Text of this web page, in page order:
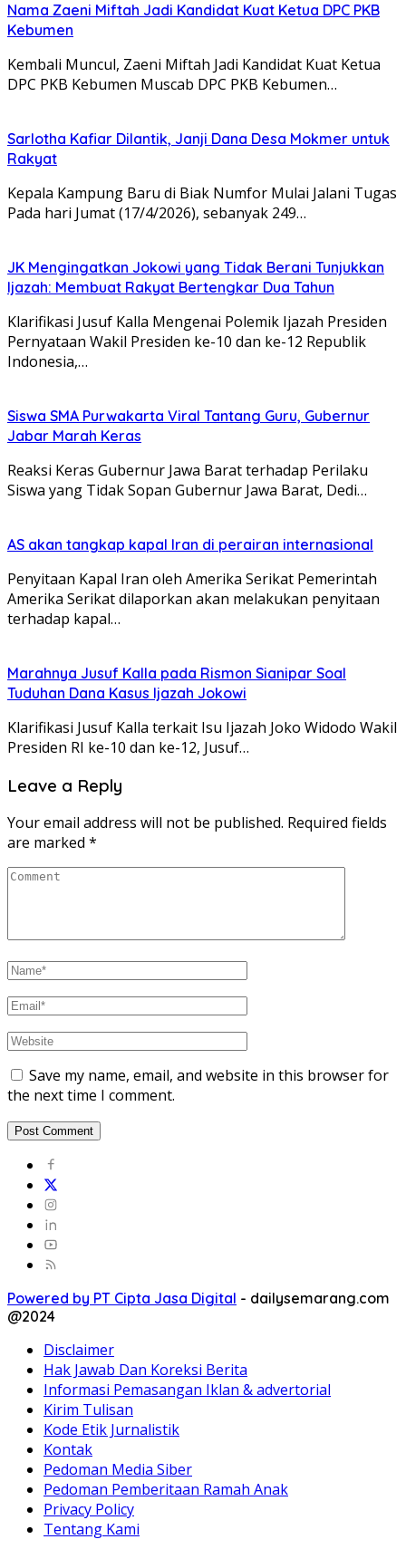
Nama Zaeni Miftah Jadi Kandidat Kuat Ketua DPC PKB
Kebumen
Kembali Muncul, Zaeni Miftah Jadi Kandidat Kuat Ketua
DPC PKB Kebumen Muscab DPC PKB Kebumen…
Sarlotha Kafiar Dilantik, Janji Dana Desa Mokmer untuk
Rakyat
Kepala Kampung Baru di Biak Numfor Mulai Jalani Tugas
Pada hari Jumat (17/4/2026), sebanyak 249…
JK Mengingatkan Jokowi yang Tidak Berani Tunjukkan
Ijazah: Membuat Rakyat Bertengkar Dua Tahun
Klarifikasi Jusuf Kalla Mengenai Polemik Ijazah Presiden
Pernyataan Wakil Presiden ke-10 dan ke-12 Republik
Indonesia,…
Siswa SMA Purwakarta Viral Tantang Guru, Gubernur
Jabar Marah Keras
Reaksi Keras Gubernur Jawa Barat terhadap Perilaku
Siswa yang Tidak Sopan Gubernur Jawa Barat, Dedi…
AS akan tangkap kapal Iran di perairan internasional
Penyitaan Kapal Iran oleh Amerika Serikat Pemerintah
Amerika Serikat dilaporkan akan melakukan penyitaan
terhadap kapal…
Marahnya Jusuf Kalla pada Rismon Sianipar Soal
Tuduhan Dana Kasus Ijazah Jokowi
Klarifikasi Jusuf Kalla terkait Isu Ijazah Joko Widodo Wakil
Presiden RI ke-10 dan ke-12, Jusuf…
Leave a Reply
Your email address will not be published. Required fields
are marked *
Save my name, email, and website in this browser for
the next time I comment.
Powered by PT Cipta Jasa Digital - dailysemarang.com
@2024
Disclaimer
Hak Jawab Dan Koreksi Berita
Informasi Pemasangan Iklan & advertorial
Kirim Tulisan
Kode Etik Jurnalistik
Kontak
Pedoman Media Siber
Pedoman Pemberitaan Ramah Anak
Privacy Policy
Tentang Kami